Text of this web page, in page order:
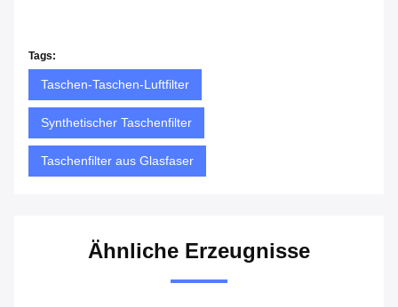
Tags:
Taschen-Taschen-Luftfilter
Synthetischer Taschenfilter
Taschenfilter aus Glasfaser
Ähnliche Erzeugnisse